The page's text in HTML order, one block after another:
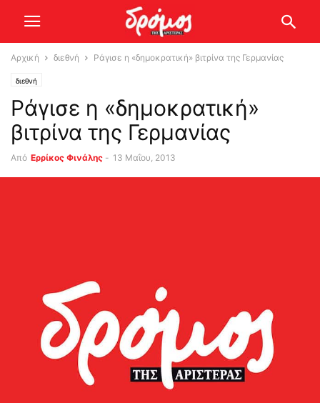
Αρχική διεθνή Ράγισε η «δημοκρατική» βιτρίνα της Γερμανίας
διεθνή
Ράγισε η «δημοκρατική»
βιτρίνα της Γερμανίας
Από Ερρίκος Φινάλης - 13 Μαΐου, 2013